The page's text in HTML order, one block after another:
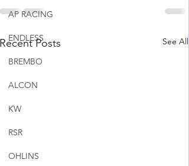
AP RACING
ENDLESS
BREMBO
ALCON
KW
RSR
OHLINS
Recent Posts See All